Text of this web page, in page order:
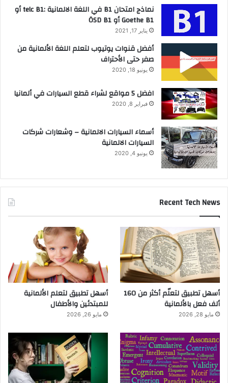
نماذج امتحان B1 في اللغة الالمانية :telc B1 أو
Goethe B1 أو ÖSD B1
يناير 17, 2021
أفضل قنوات يوتيوب لتعلم اللغة الألمانية من
صفر حتى الأحتراف
يونيو 18, 2020
افضل 5 مواقع لشراء قطع السيارات في ألمانيا
فبراير 8, 2020
أسماء السيارات الالمانية – وشعارات شركات
السيارات الالمانية
يونيو 4, 2020
Recent Tech News
أسهل تطبيق لتعلّم أكثر من 160
ألف فعل بالألمانية
مايو 28, 2026
أسهل تطبيق لتعلم الألمانية
للمبتدئين والأطفال
مايو 26, 2026